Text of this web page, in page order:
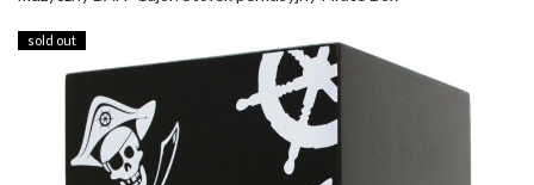
sold out